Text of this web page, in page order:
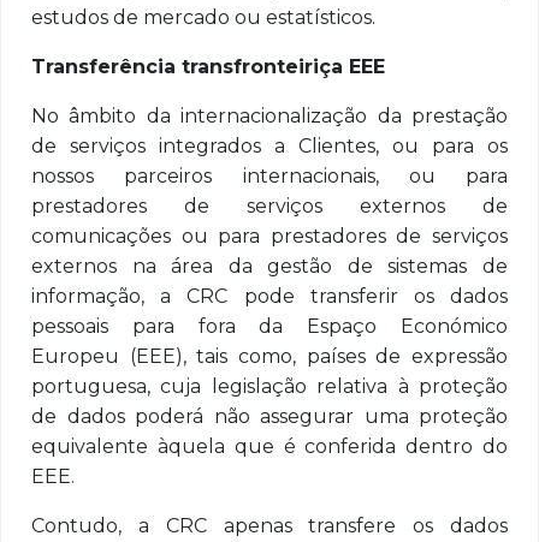
estudos de mercado ou estatísticos.
Transferência transfronteiriça EEE
No âmbito da internacionalização da prestação
de serviços integrados a Clientes, ou para os
nossos parceiros internacionais, ou para
prestadores de serviços externos de
comunicações ou para prestadores de serviços
externos na área da gestão de sistemas de
informação, a CRC pode transferir os dados
pessoais para fora da Espaço Económico
Europeu (EEE), tais como, países de expressão
portuguesa, cuja legislação relativa à proteção
de dados poderá não assegurar uma proteção
equivalente àquela que é conferida dentro do
EEE.
Contudo, a CRC apenas transfere os dados